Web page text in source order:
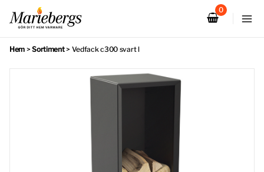
innehåll
Hem >Sortiment> Vedfack c300 svart l